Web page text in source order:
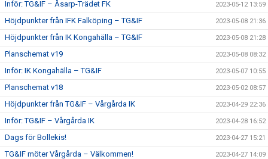
Inför: TG&IF – Åsarp-Trädet FK 2023-05-12 13:59
Höjdpunkter från IFK Falköping – TG&IF 2023-05-08 21:36
Höjdpunkter från IK Kongahälla – TG&IF 2023-05-08 21:28
Planschemat v19 2023-05-08 08:32
Inför: IK Kongahälla – TG&IF 2023-05-07 10:55
Planschemat v18 2023-05-02 08:57
Höjdpunkter från TG&IF – Vårgårda IK 2023-04-29 22:36
Inför: TG&IF – Vårgårda IK 2023-04-28 16:52
Dags för Bollekis! 2023-04-27 15:21
TG&IF möter Vårgårda – Välkommen! 2023-04-27 14:09